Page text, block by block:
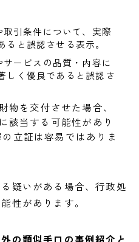
取引条件について、実際
ると誤認させる表示。
サービスの品質・内容に
しく優良であると誤認さ
物を交付させた場合、
該当する可能性があり
立証は容易ではありま
疑いがある場合、行政処
性があります。
の類似手口の事例紹介と